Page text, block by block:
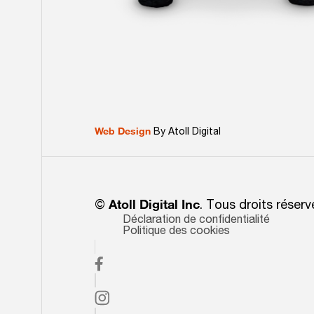
Web Design By Atoll Digital
© Atoll Digital Inc. Tous droits
Déclaration de confidentialité
Politique des cookies